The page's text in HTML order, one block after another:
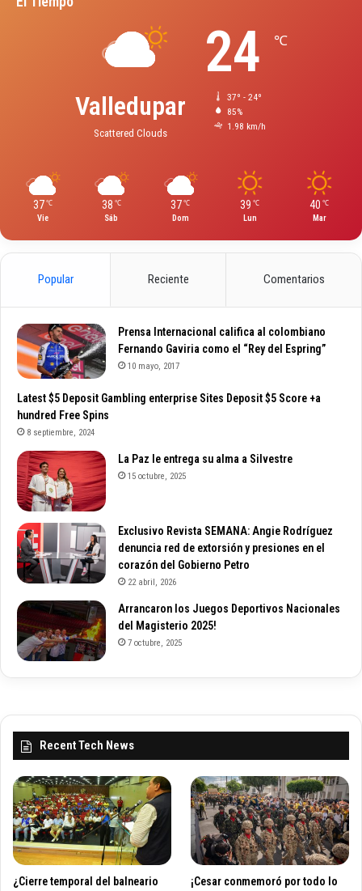
Valledupar
Scattered Clouds
24 ℃
37º - 24º
85%
1.98 km/h
37 ℃
Vie
38 ℃
Sáb
37 ℃
Dom
39 ℃
Lun
40 ℃
Mar
Popular Reciente Comentarios
Prensa Internacional califica al colombiano
Fernando Gaviria como el “Rey del Espring”
10 mayo, 2017
Latest $5 Deposit Gambling enterprise Sites Deposit $5 Score +a
hundred Free Spins
8 septiembre, 2024
La Paz le entrega su alma a Silvestre
15 octubre, 2025
Exclusivo Revista SEMANA: Angie Rodríguez
denuncia red de extorsión y presiones en el
corazón del Gobierno Petro
22 abril, 2026
Arrancaron los Juegos Deportivos Nacionales
del Magisterio 2025!
7 octubre, 2025
Recent Tech News
¿Cierre temporal del balneario
¡Cesar conmemoró por todo lo